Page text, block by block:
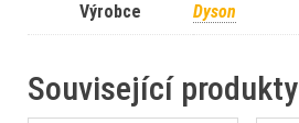
Výrobce Dyson
Související produkty